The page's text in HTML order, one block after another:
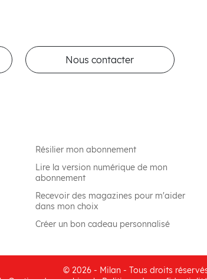
Nous contacter
Résilier mon abonnement
Lire la version numérique de mon
abonnement
Recevoir des magazines pour m'aider
dans mon choix
Créer un bon cadeau personnalisé
© 2026 - Milan - Tous droits